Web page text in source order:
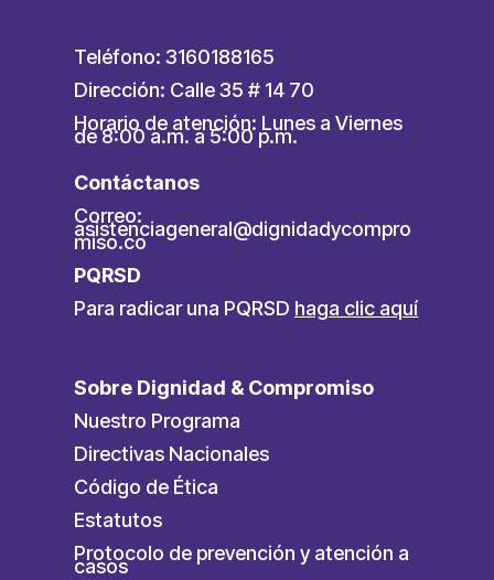
Teléfono: 3160188165
Dirección: Calle 35 # 14 70
Horario de atención: Lunes a Viernes
de 8:00 a.m. a 5:00 p.m.
Contáctanos
Correo:
asistenciageneral@dignidadycompro
miso.co
PQRSD
Para radicar una PQRSD haga clic aquí
Sobre Dignidad & Compromiso
Nuestro Programa
Directivas Nacionales
Código de Ética
Estatutos
Protocolo de prevención y atención a
casos